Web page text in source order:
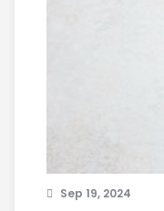
Sep 19, 2024